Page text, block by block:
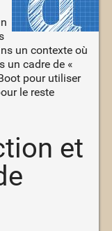
un contexte où
un cadre de «
pour utiliser
le reste
et